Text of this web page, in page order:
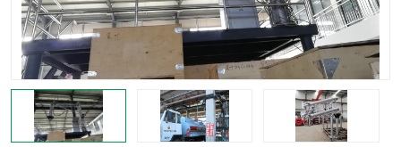
汽车鹤管 顶部鹤管
底部鹤管 低温鹤管
浮动出油装置 鹤管